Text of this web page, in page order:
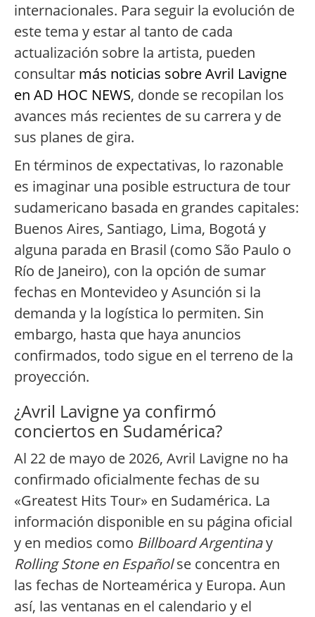
internacionales. Para seguir la evolución de
este tema y estar al tanto de cada
actualización sobre la artista, pueden
consultar más noticias sobre Avril Lavigne
en AD HOC NEWS, donde se recopilan los
avances más recientes de su carrera y de
sus planes de gira.
En términos de expectativas, lo razonable
es imaginar una posible estructura de tour
sudamericano basada en grandes capitales:
Buenos Aires, Santiago, Lima, Bogotá y
alguna parada en Brasil (como São Paulo o
Río de Janeiro), con la opción de sumar
fechas en Montevideo y Asunción si la
demanda y la logística lo permiten. Sin
embargo, hasta que haya anuncios
confirmados, todo sigue en el terreno de la
proyección.
¿Avril Lavigne ya confirmó
conciertos en Sudamérica?
Al 22 de mayo de 2026, Avril Lavigne no ha
confirmado oficialmente fechas de su
«Greatest Hits Tour» en Sudamérica. La
información disponible en su página oficial
y en medios como Billboard Argentinay
Rolling Stone en Españolse concentra en
las fechas de Norteamérica y Europa. Aun
así, las ventanas en el calendario y el